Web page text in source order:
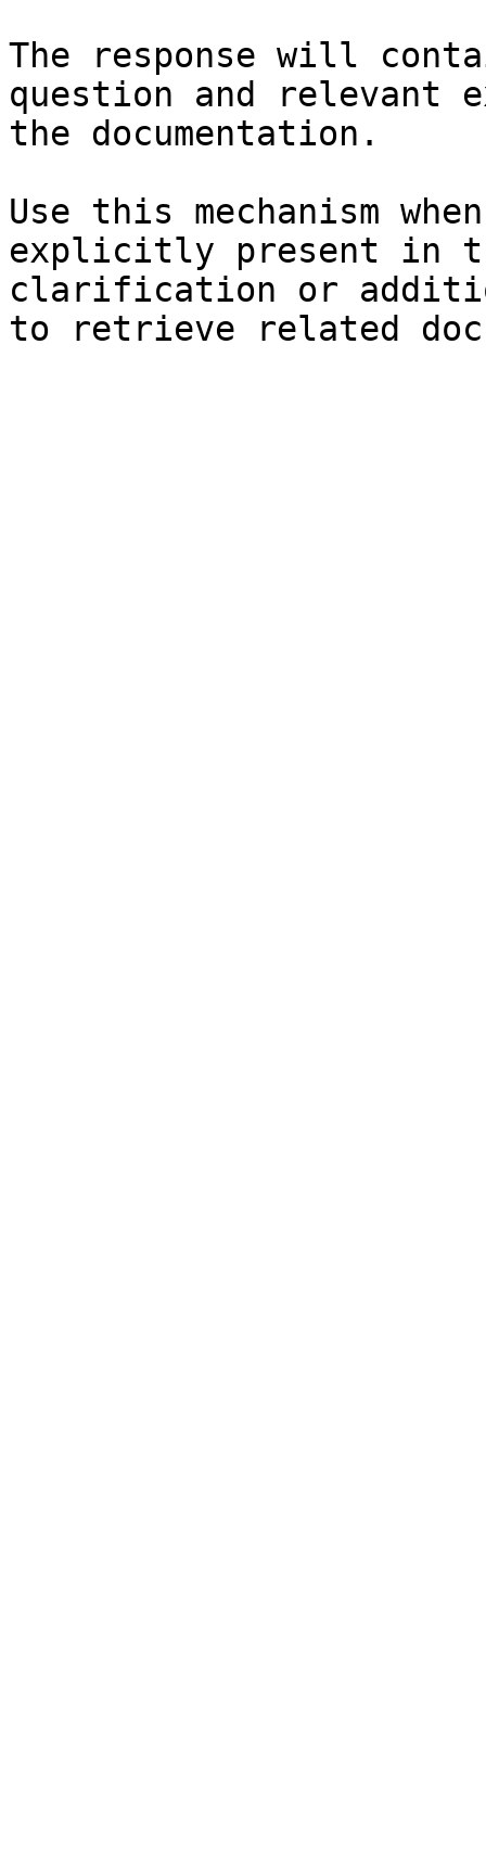
The response will
question and relevant
the documentation.
Use this mechanism
explicitly present in
clarification or